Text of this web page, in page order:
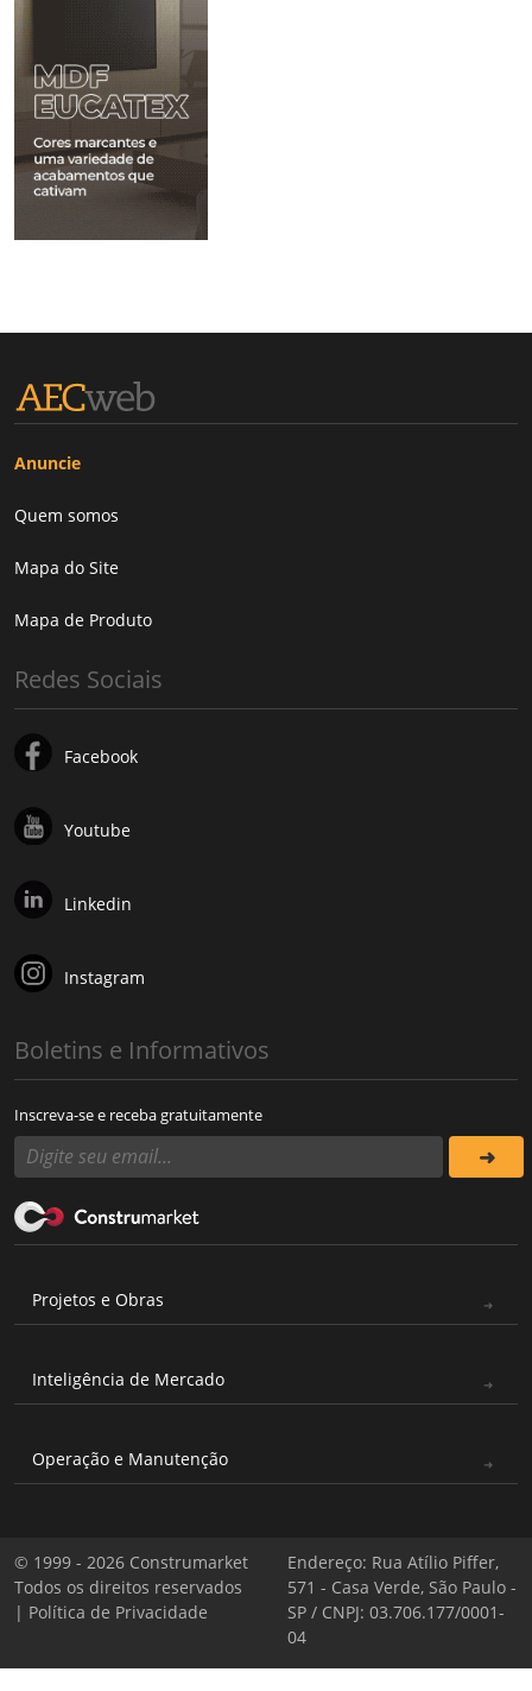
Anuncie
Quem somos
Mapa do Site
Mapa de Produto
Redes Sociais
Facebook
Youtube
Linkedin
Instagram
Boletins e Informativos
Inscreva-se e receba gratuitamente
Projetos e Obras
Inteligência de Mercado
Operação e Manutenção
© 1999 - 2026 Construmarket
Todos os direitos reservados
| Política de Privacidade
Endereço: Rua Atílio Piffer,
571 - Casa Verde, São Paulo -
SP / CNPJ: 03.706.177/0001-
04